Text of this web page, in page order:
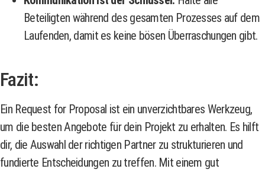
Beteiligten während des gesamten Prozesses auf dem
Laufenden, damit es keine bösen Überraschungen gibt.
Fazit:
Ein Request for Proposal ist ein unverzichtbares Werkzeug,
um die besten Angebote für dein Projekt zu erhalten. Es hilft
dir, die Auswahl der richtigen Partner zu strukturieren und
fundierte Entscheidungen zu treffen. Mit einem gut